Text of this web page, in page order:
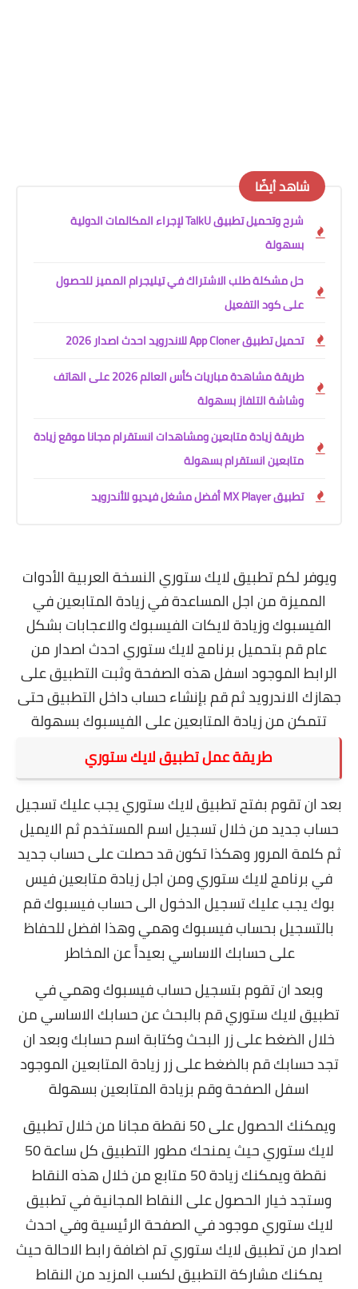
شاهد أيضًا
شرح وتحميل تطبيق TalkU لإجراء المكالمات الدولية
بسهولة
حل مشكلة طلب الاشتراك في تيليجرام المميز للحصول
على كود التفعيل
تحميل تطبيق App Cloner للاندرويد احدث اصدار 2026
طريقة مشاهدة مباريات كأس العالم 2026 على الهاتف
وشاشة التلفاز بسهولة
طريقة زيادة متابعين ومشاهدات انستقرام مجانا موقع زيادة
متابعين انستقرام بسهولة
تطبيق MX Player أفضل مشغل فيديو للأندرويد
ويوفر لكم تطبيق لايك ستوري النسخة العربية الأدوات
المميزة من اجل المساعدة في زيادة المتابعين في
الفيسبوك وزيادة لايكات الفيسبوك والاعجابات بشكل
عام قم بتحميل برنامج لايك ستوري احدث اصدار من
الرابط الموجود اسفل هذه الصفحة وثبت التطبيق على
جهازك الاندرويد ثم قم بإنشاء حساب داخل التطبيق حتى
تتمكن من زيادة المتابعين على الفيسبوك بسهولة
طريقة عمل تطبيق لايك ستوري
بعد ان تقوم بفتح تطبيق لايك ستوري يجب عليك تسجيل
حساب جديد من خلال تسجيل اسم المستخدم ثم الايميل
ثم كلمة المرور وهكذا تكون قد حصلت على حساب جديد
في برنامج لايك ستوري ومن اجل زيادة متابعين فيس
بوك يجب عليك تسجيل الدخول الى حساب فيسبوك قم
بالتسجيل بحساب فيسبوك وهمي وهذا افضل للحفاظ
على حسابك الاساسي بعيداً عن المخاطر
وبعد ان تقوم بتسجيل حساب فيسبوك وهمي في
تطبيق لايك ستوري قم بالبحث عن حسابك الاساسي من
خلال الضغط على زر البحث وكتابة اسم حسابك وبعد ان
تجد حسابك قم بالضغط على زر زيادة المتابعين الموجود
اسفل الصفحة وقم بزيادة المتابعين بسهولة
ويمكنك الحصول على 50 نقطة مجانا من خلال تطبيق
لايك ستوري حيث يمنحك مطور التطبيق كل ساعة 50
نقطة ويمكنك زيادة 50 متابع من خلال هذه النقاط
وستجد خيار الحصول على النقاط المجانية في تطبيق
لايك ستوري موجود في الصفحة الرئيسية وفي احدث
اصدار من تطبيق لايك ستوري تم اضافة رابط الاحالة حيث
يمكنك مشاركة التطبيق لكسب المزيد من النقاط